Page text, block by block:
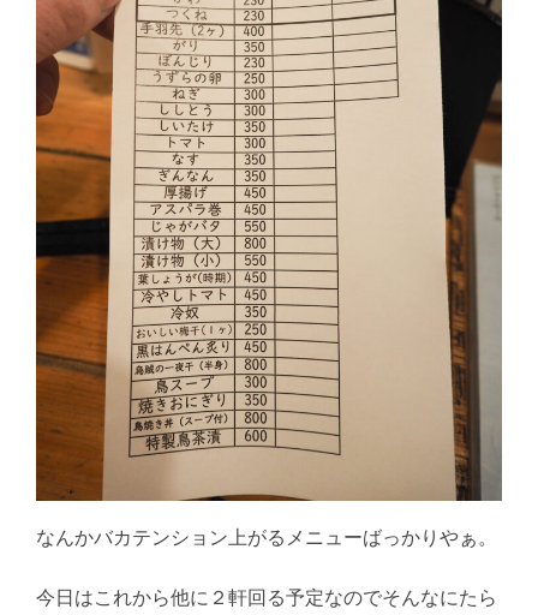
なんかバカテンション上がるメニューばっかりやぁ。
今日はこれから他に２軒回る予定なのでそんなにたら